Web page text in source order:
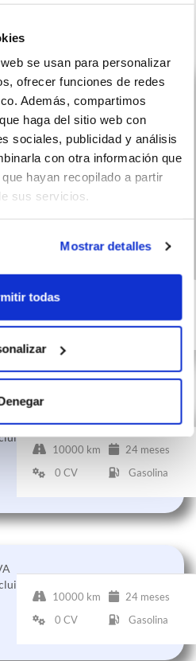
se usan para personalizar
ofrecer funciones de redes
Además, compartimos
haga del sitio web con
sociales, publicidad y análisis
con otra información que
hayan recopilado a partir
sus servicios.
Mostrar detalles
todas10000 km
190 CV
Híbrido D
10000 km
24 meses
0 CV
Gasolina
10000 km
24 meses
0 CV
Gasolina